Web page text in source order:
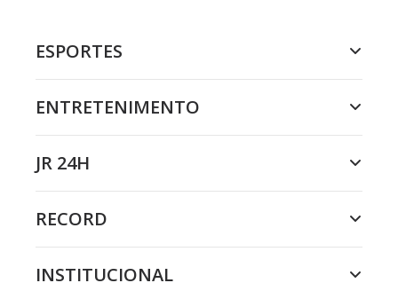
ESPORTES
ENTRETENIMENTO
JR 24H
RECORD
INSTITUCIONAL